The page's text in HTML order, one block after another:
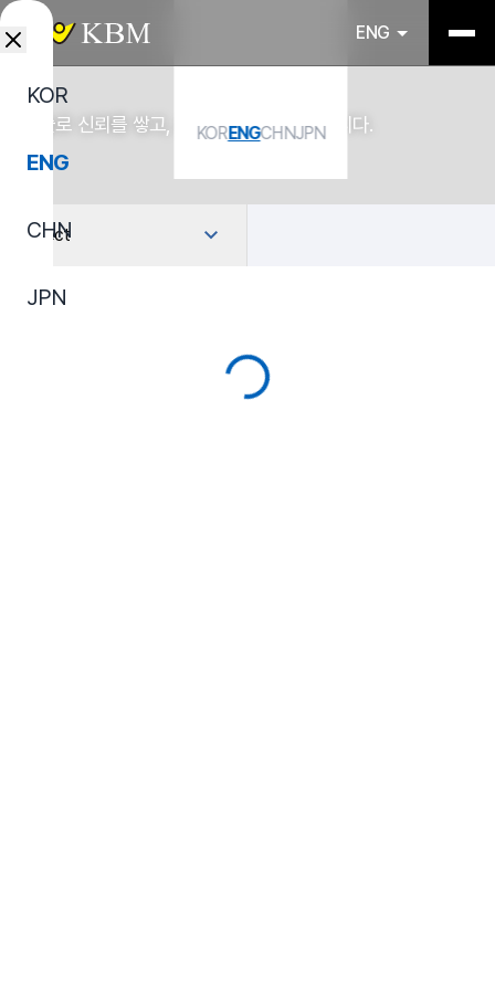
ENG
KORENGCHNJPN
KOR
ENG
CHN
JPN
기술로 신뢰를 쌓고, 소재로 산업을 연결합니다.
Select